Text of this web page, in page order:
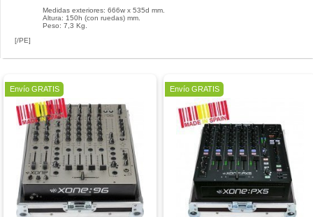
Medidas exteriores: 666w x 535d mm.
Altura: 150h (con ruedas) mm.
Peso: 7,3 Kg.
[/PE]
Envío GRATIS Envío GRATIS